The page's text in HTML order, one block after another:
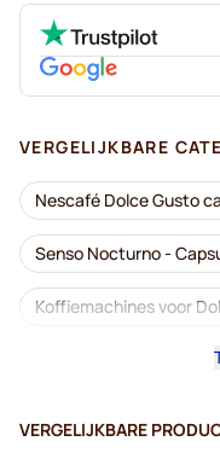
VERGELIJKBARE
Nescafé Dolce Gusto
Senso Nocturno -
Koffiemachines voor
Accessoires voor
VERGELIJKBARE